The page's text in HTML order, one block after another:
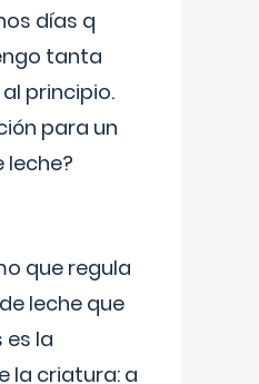
días q
tanta
principio.
para un
leche?
que regula
leche que
la
la criatura: a